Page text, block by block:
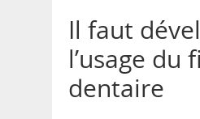
Il faut
l’usage du
dentaire